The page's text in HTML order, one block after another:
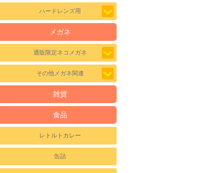
ハードレンズ用
メガネ
通販限定ネコメガネ
その他メガネ関連
雑貨
食品
レトルトカレー
缶詰